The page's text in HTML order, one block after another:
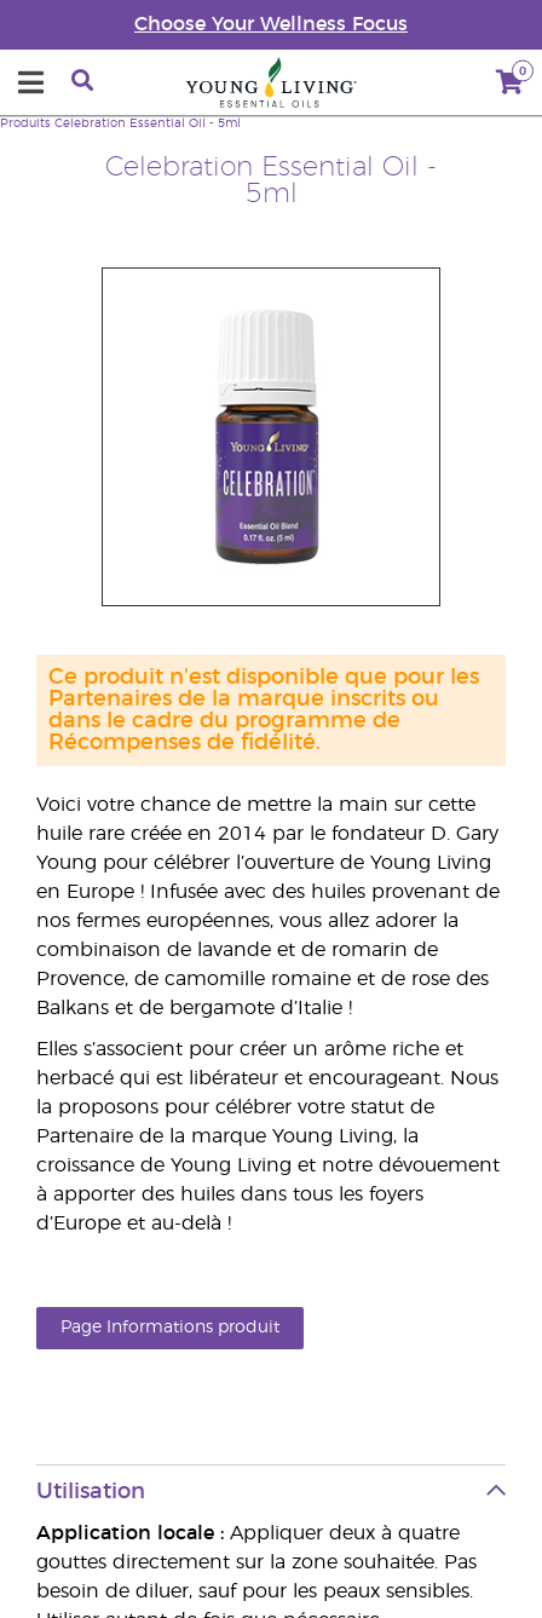
Choose Your Wellness Focus
0
Celebration Essential Oil -
5ml
Produits Celebration Essential Oil - 5ml
Voici votre chance de mettre la main sur cette
huile rare créée en 2014 par le fondateur D. Gary
Young pour célébrer l’ouverture de Young Living
en Europe ! Infusée avec des huiles provenant de
nos fermes européennes, vous allez adorer la
combinaison de lavande et de romarin de
Provence, de camomille romaine et de rose des
Balkans et de bergamote d’Italie !
Elles s’associent pour créer un arôme riche et
herbacé qui est libérateur et encourageant. Nous
la proposons pour célébrer votre statut de
Partenaire de la marque Young Living, la
croissance de Young Living et notre dévouement
à apporter des huiles dans tous les foyers
d’Europe et au-delà !
Page Informations produit
Ce produit n'est disponible que pour les
Partenaires de la marque inscrits ou
dans le cadre du programme de
Récompenses de fidélité.
Utilisation
Application locale : Appliquer deux à quatre
gouttes directement sur la zone souhaitée. Pas
besoin de diluer, sauf pour les peaux sensibles.